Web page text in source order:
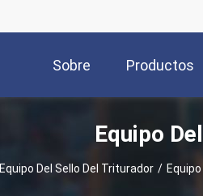
Sobre Productos
Equipo
Equipo Del Sello Del Triturador /